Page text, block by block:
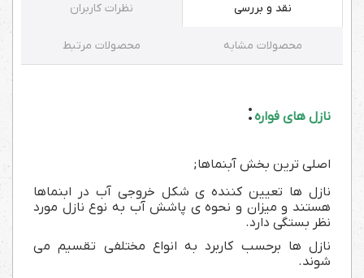
نقد و بررسی نظرات کاربران
محصولات مشابه محصولات مرتبط
نازل های فواره:
اصلی ترین بخش آبنماها;
نازل ها تعیین کننده ی شکل خروجی آب در ابنماها
هستند و میزان و نحوه ی پاشش آب به نوع نازل مورد
نظر بستگی دارد.
نازل ها برحسب کاربرد به انواع مختلفی تقسیم می
شوند.